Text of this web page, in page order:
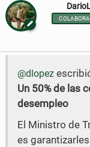
a
r
e
a
r
e
o
n
w
@dlopez
Un 50% de las
desempleo
El Ministro de
es